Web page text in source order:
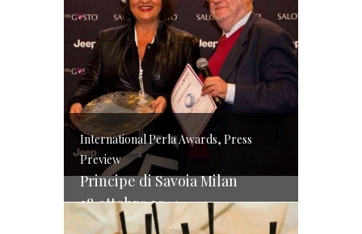
International Perla Awards, Press
Preview
Principe di Savoia Milan
28 ottobre 2014